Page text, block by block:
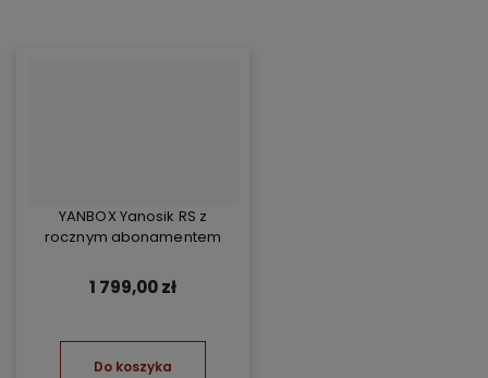
YANBOX Yanosik RS z
rocznym abonamentem
1 799,00 zł
Do koszyka